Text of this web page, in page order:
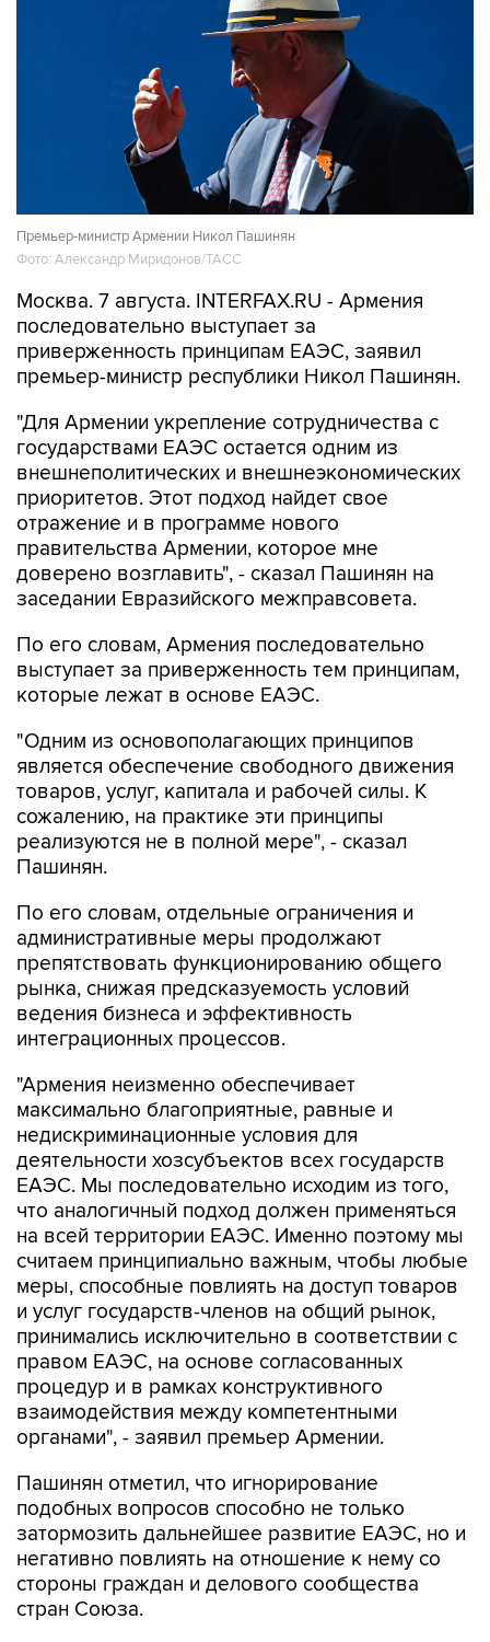
Премьер-министр Армении Никол Пашинян
Фото: Александр Миридонов/ТАСС
Москва. 7 августа. INTERFAX.RU - Армения
последовательно выступает за
приверженность принципам ЕАЭС, заявил
премьер-министр республики Никол Пашинян.
"Для Армении укрепление сотрудничества с
государствами ЕАЭС остается одним из
внешнеполитических и внешнеэкономических
приоритетов. Этот подход найдет свое
отражение и в программе нового
правительства Армении, которое мне
доверено возглавить", - сказал Пашинян на
заседании Евразийского межправсовета.
По его словам, Армения последовательно
выступает за приверженность тем принципам,
которые лежат в основе ЕАЭС.
"Одним из основополагающих принципов
является обеспечение свободного движения
товаров, услуг, капитала и рабочей силы. К
сожалению, на практике эти принципы
реализуются не в полной мере", - сказал
Пашинян.
По его словам, отдельные ограничения и
административные меры продолжают
препятствовать функционированию общего
рынка, снижая предсказуемость условий
ведения бизнеса и эффективность
интеграционных процессов.
"Армения неизменно обеспечивает
максимально благоприятные, равные и
недискриминационные условия для
деятельности хозсубъектов всех государств
ЕАЭС. Мы последовательно исходим из того,
что аналогичный подход должен применяться
на всей территории ЕАЭС. Именно поэтому мы
считаем принципиально важным, чтобы любые
меры, способные повлиять на доступ товаров
и услуг государств-членов на общий рынок,
принимались исключительно в соответствии с
правом ЕАЭС, на основе согласованных
процедур и в рамках конструктивного
взаимодействия между компетентными
органами", - заявил премьер Армении.
Пашинян отметил, что игнорирование
подобных вопросов способно не только
затормозить дальнейшее развитие ЕАЭС, но и
негативно повлиять на отношение к нему со
стороны граждан и делового сообщества
стран Союза.